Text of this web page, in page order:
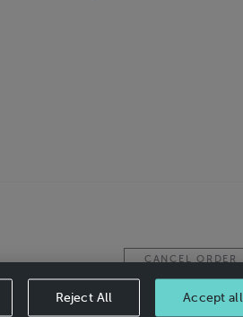
CANCEL ORDER
Reject All Accept all